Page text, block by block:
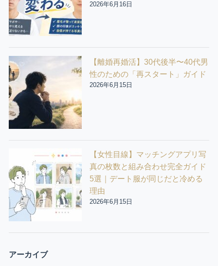
2026年6月16日
【離婚再婚活】30代後半〜40代男
性のための「再スタート」ガイド
2026年6月15日
【女性目線】マッチングアプリ写
真の枚数と組み合わせ完全ガイド
5選｜デート服が同じだと冷める
理由
2026年6月15日
アーカイブ